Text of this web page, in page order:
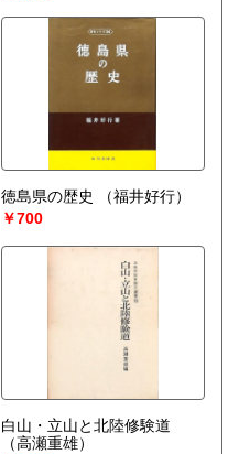
徳島県の歴史
（福井好行）
￥700
白山・立山と北陸修験道
（高瀬重雄）